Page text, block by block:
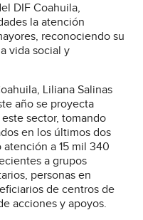
DIF Coahuila,
la atención
reconociendo su
vida social y
Liliana Salinas
año se proyecta
sector, tomando
en los últimos dos
a 15 mil 340
a grupos
personas en
de centros de
acciones y apoyos.